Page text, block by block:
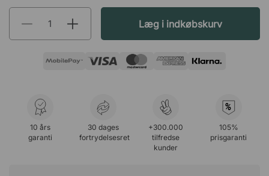
Læg i indkøbskurv
10 års
garanti
30 dages
fortrydelsesret
+300.000
tilfredse
kunder
%
105%
prisgaranti